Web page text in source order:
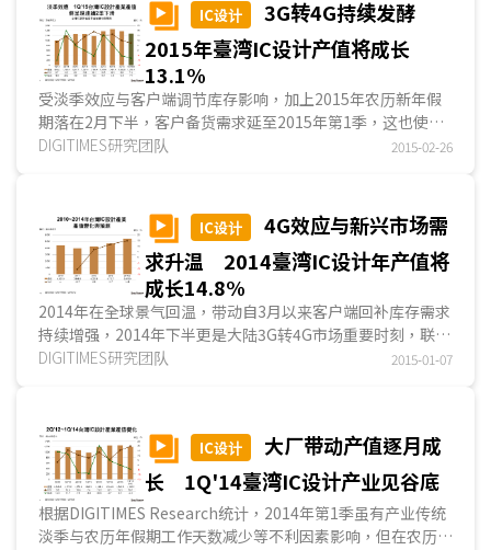
IC设计
3G转4G持续发酵
2015年臺湾IC设计产值将成长
13.1%
受淡季效应与客户端调节库存影响，加上2015年农历新年假
期落在2月下半，客户备货需求延至2015年第1季，这也使得
2014年第4季臺湾IC设计产业产值达新臺币1,382.6亿元，较
DIGITIMES研究团队 2015-02-26
IC设计
4G效应与新兴市场需
求升温 2014臺湾IC设计年产值将
成长14.8%
2014年在全球景气回温，带动自3月以来客户端回补库存需求
持续增强，2014年下半更是大陆3G转4G市场重要时刻，联发
科所推出第一款4G LTE 8核心 SoC亦在第3季放量，
DIGITIMES研究团队 2015-01-07
IC设计
大厂带动产值逐月成
长 1Q'14臺湾IC设计产业见谷底
根据DIGITIMES Research统计，2014年第1季虽有产业传统
淡季与农历年假期工作天数减少等不利因素影响，但在农历年